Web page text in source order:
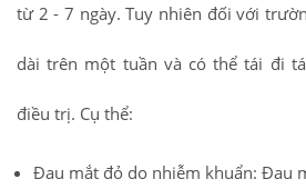
từ 2 - 7 ngày. Tuy nhiên đối với
dài trên một tuần và có thể tái đi
điều trị. Cụ thể:
Đau mắt đỏ do nhiễm khuẩn: Đau